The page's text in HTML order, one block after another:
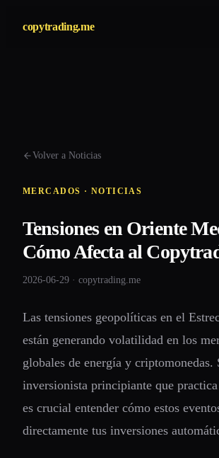
copytrading.me
Volver a Noticias
MERCADOS · NOTICIAS
Tensiones en Oriente
Cómo Afecta al
2026-06-29 · copytrading.me
Las tensiones geopolíticas en el
están generando volatilidad en los
globales de energía y criptomonedas.
inversionista principiante que
es crucial entender cómo estos
directamente tus inversiones